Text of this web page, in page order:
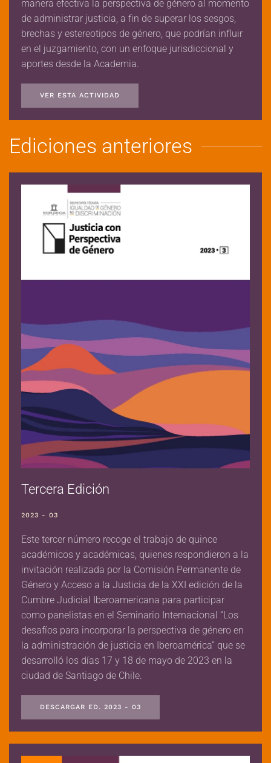
manera efectiva la perspectiva de género al momento
de administrar justicia, a fin de superar los sesgos,
brechas y estereotipos de género, que podrían influir
en el juzgamiento, con un enfoque jurisdiccional y
aportes desde la Academia.
VER ESTA ACTIVIDAD
Ediciones anteriores
Tercera Edición
2023 - 03
Este tercer número recoge el trabajo de quince
académicos y académicas, quienes respondieron a la
invitación realizada por la Comisión Permanente de
Género y Acceso a la Justicia de la XXI edición de la
Cumbre Judicial Iberoamericana para participar
como panelistas en el Seminario Internacional “Los
desafíos para incorporar la perspectiva de género en
la administración de justicia en Iberoamérica” que se
desarrolló los días 17 y 18 de mayo de 2023 en la
ciudad de Santiago de Chile.
DESCARGAR ED. 2023 - 03